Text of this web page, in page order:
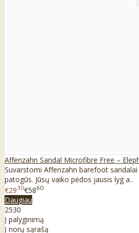
Affenzahn Sandal Microfibre Free –
Suvarstomi Affenzahn barefoot sandalai
patogūs. Jūsų vaiko pėdos jausis lyg a..
€2930€5860
Daugiau
2530
Į palyginimą
Į norų sąrašą